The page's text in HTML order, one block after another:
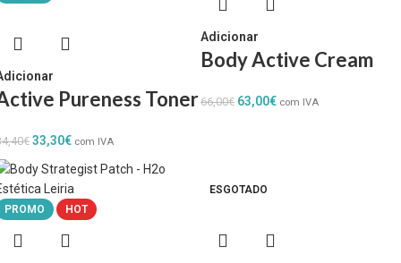
Pureness Toner
€ 33,30€ com IVA
Adicionar
Body Active Cream
66,00€ 63,00€ com IVA
PROMO HOT
ESGOTADO